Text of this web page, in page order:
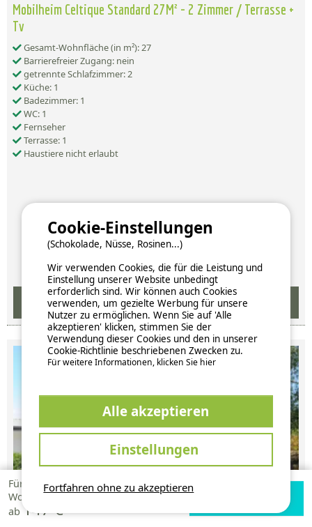
Für 1
Woche
ab 147 €
Verfügbarkeiten
Mobilheim Celtique Standard 27M² - 2 Zimmer / Terrasse +
Tv
Gesamt-Wohnfläche (in m²): 27
Barrierefreier Zugang: nein
getrennte Schlafzimmer: 2
Küche: 1
Badezimmer: 1
WC: 1
Fernseher
Terrasse: 1
Haustiere nicht erlaubt
Verfügbarkeiten und Preise
Fortfahren ohne zu akzeptieren
Cookie-Einstellungen
(Schokolade, Nüsse, Rosinen...)
Wir verwenden Cookies, die für die Leistung und
Einstellung unserer Website unbedingt
erforderlich sind. Wir können auch Cookies
verwenden, um gezielte Werbung für unsere
Nutzer zu ermöglichen. Wenn Sie auf 'Alle
akzeptieren' klicken, stimmen Sie der
Verwendung dieser Cookies und den in unserer
Cookie-Richtlinie beschriebenen Zwecken zu.
Für weitere Informationen, klicken Sie hier
Alle akzeptieren
Einstellungen